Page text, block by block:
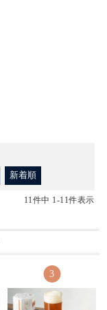
新着順
11件中 1-11件表示